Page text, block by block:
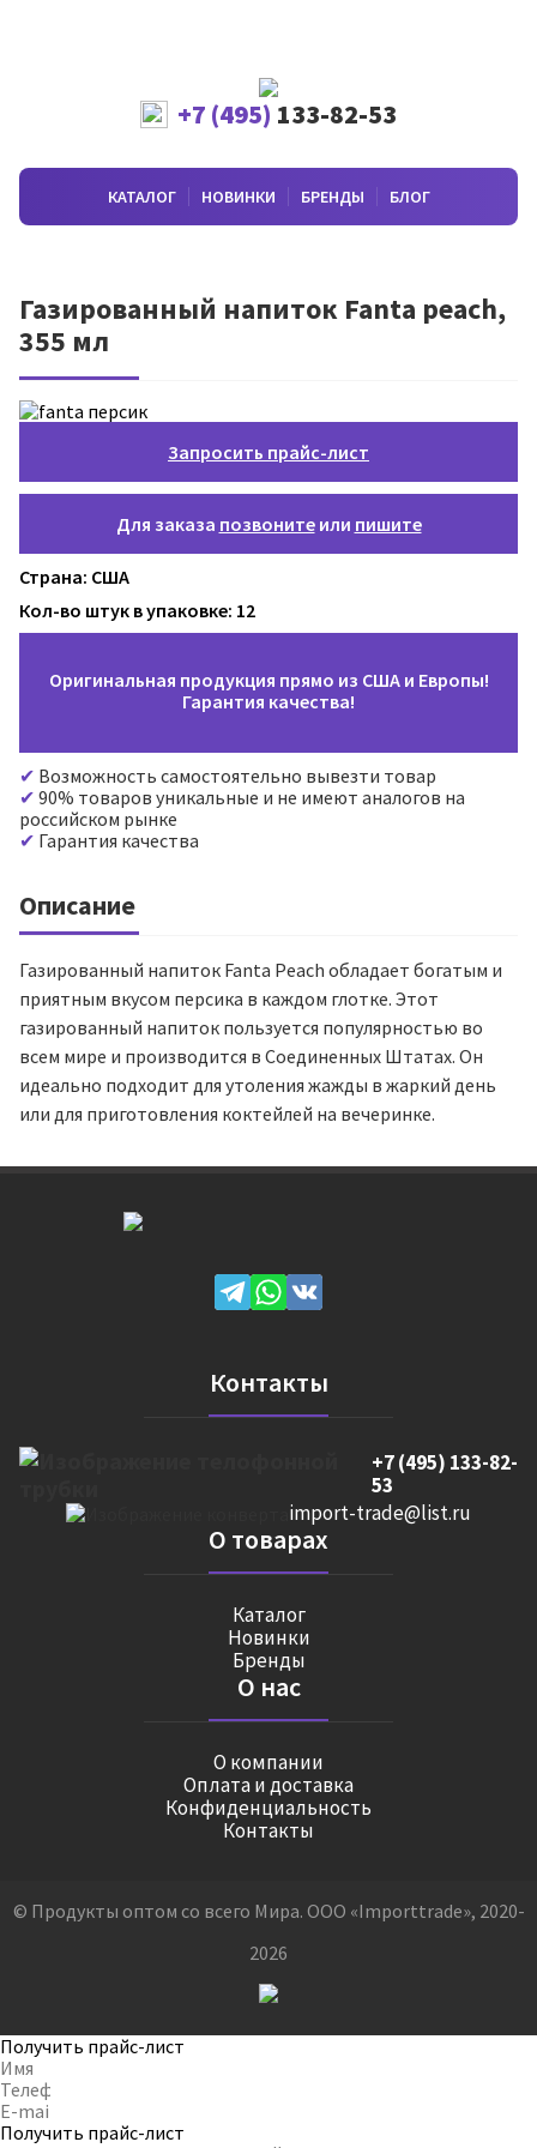
+7 (495) 133-82-53
КАТАЛОГ НОВИНКИ БРЕНДЫ БЛОГ
Газированный напиток Fanta peach,
355 мл
Запросить прайс-лист
Для заказа позвонитеили пишите
Страна: США
Кол-во штук в упаковке: 12
Оригинальная продукция прямо из США и Европы!
Гарантия качества!
Возможность самостоятельно вывезти товар
90% товаров уникальные и не имеют аналогов на
российском рынке
Гарантия качества
Описание
Газированный напиток Fanta Peach обладает богатым и
приятным вкусом персика в каждом глотке. Этот
газированный напиток пользуется популярностью во
всем мире и производится в Соединенных Штатах. Он
идеально подходит для утоления жажды в жаркий день
или для приготовления коктейлей на вечеринке.
Контакты
+7 (495) 133-82-
53
import-trade@list.ru
О товарах
Каталог
Новинки
Бренды
О нас
О компании
Оплата и доставка
Конфиденциальность
Контакты
© Продукты оптом со всего Мира. ООО «Importtrade», 2020-
2026
Получить прайс-лист
Получить прайс-лист